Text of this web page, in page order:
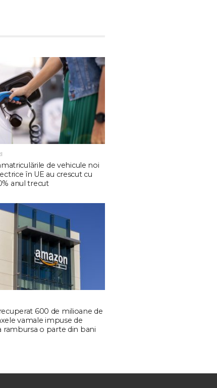
de vehicule noi
în UE au crescut cu
anul trecut
600 de milioane de
vamale impuse de
rambursa o parte din bani